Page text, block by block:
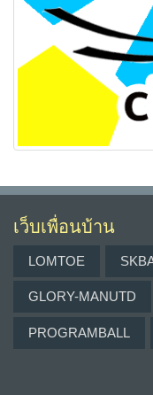
เว็บเพื่อนบ้าน
LOMTOE
GLORY-MANUTD
PROGRAMBALL